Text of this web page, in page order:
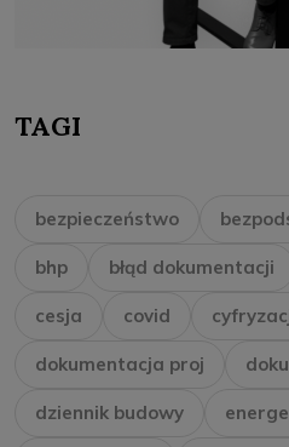
TAGI
bezpieczeństwo
bhp błąd dokumentacji
cesja covid
dokumentacja proj
dziennik budowy